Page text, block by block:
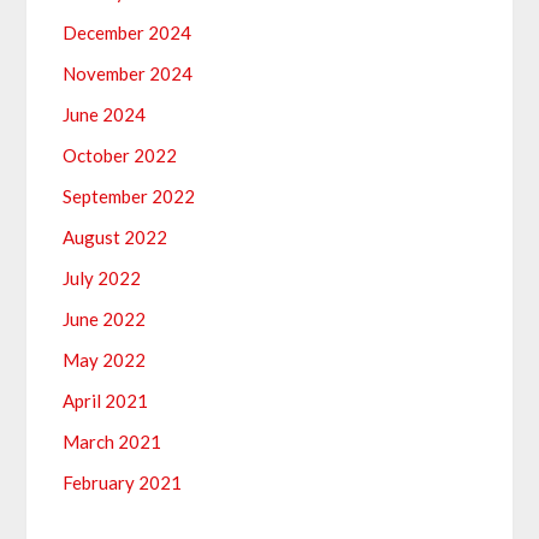
December 2024
November 2024
June 2024
October 2022
September 2022
August 2022
July 2022
June 2022
May 2022
April 2021
March 2021
February 2021